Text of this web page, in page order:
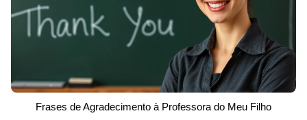
Frases de Agradecimento à Professora do Meu Filho